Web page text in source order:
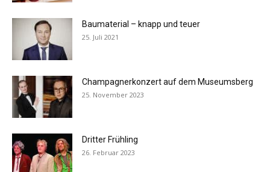
Baumaterial – knapp und teuer
25. Juli 2021
Champagnerkonzert auf dem Museumsberg
25. November 2023
Dritter Frühling
26. Februar 2023